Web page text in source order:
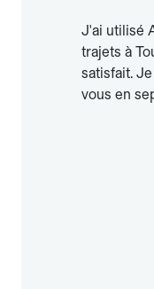
J'ai utilisé
trajets à
satisfait.
vous en